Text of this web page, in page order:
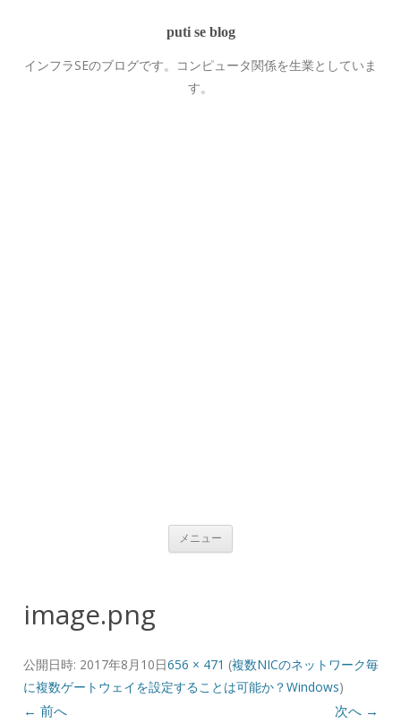
puti se blog
インフラSEのブログです。コンピュータ関係を生業としていま
す。
メニュー コンテンツへ移動
image.png
公開日時: 2017年8月10日656 × 471 (複数NICのネットワーク毎
に複数ゲートウェイを設定することは可能か？Windows)
← 前へ 次へ →